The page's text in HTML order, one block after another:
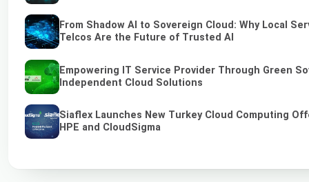
From Shadow AI to Sovereign Cloud: Why Local
Telcos Are the Future of Trusted AI
Empowering IT Service Provider Through Green
Independent Cloud Solutions
Siaflex Launches New Turkey Cloud Computing
HPE and CloudSigma